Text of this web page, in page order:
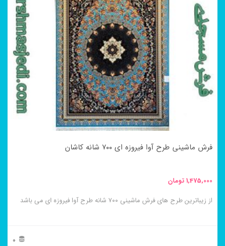
مختلفی
باشد.
گزینه
ها
صفحه
انتخاب
شوند
فرش ماشینی طرح آوا فیروزه ای ۷۰۰ شانه کاشان
1,475,000تومان
از زیباترین طرح های فرش ماشینی ۷۰۰ شانه طرح آوا فیروزه ای می باشد
0